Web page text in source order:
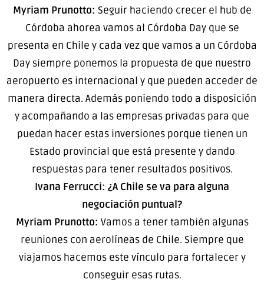
Myriam Prunotto: Seguir haciendo crecer el hub de
Córdoba ahorea vamos al Córdoba Day que se
presenta en Chile y cada vez que vamos a un Córdoba
Day siempre ponemos la propuesta de que nuestro
aeropuerto es internacional y que pueden acceder de
manera directa. Además poniendo todo a disposición
y acompañando a las empresas privadas para que
puedan hacer estas inversiones porque tienen un
Estado provincial que está presente y dando
respuestas para tener resultados positivos.
Ivana Ferrucci: ¿A Chile se va para alguna
negociación puntual?
Myriam Prunotto: Vamos a tener también algunas
reuniones con aerolíneas de Chile. Siempre que
viajamos hacemos este vínculo para fortalecer y
conseguir esas rutas.